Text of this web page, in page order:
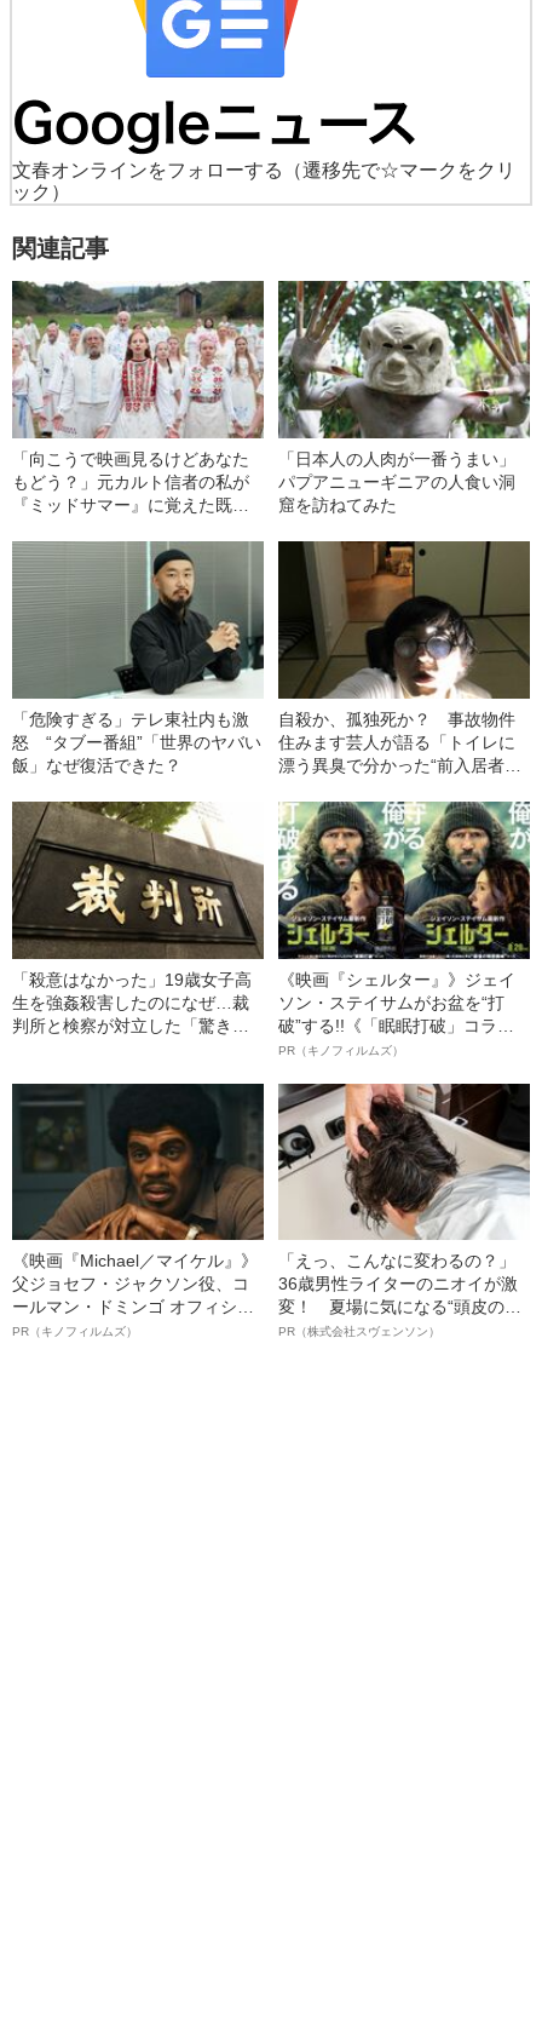
文春オンラインをフォローする
（遷移先で☆マークをクリ
ック）
関連記事
「向こうで映画見るけどあなた
もどう？」元カルト信者の私が
『ミッドサマー』に覚えた既視
「日本人の人肉が一番うまい」
パプアニューギニアの人食い洞
窟を訪ねてみた
「危険すぎる」テレ東社内も激
怒 “タブー番組”「世界のヤバい
飯」なぜ復活できた？
自殺か、孤独死か？ 事故物件
住みます芸人が語る「トイレに
漂う異臭で分かった“前入居者の
「殺意はなかった」19歳女子高
生を強姦殺害したのになぜ…裁
判所と検察が対立した「驚きの
《映画『シェルター』》ジェイ
ソン・ステイサムがお盆を“打
破”する!!《「眠眠打破」コラ
ボ》
PR（キノフィルムズ）
《映画『Michael／マイケル』》
父ジョセフ・ジャクソン役、コ
ールマン・ドミンゴ オフィシャ
ルインタビュー“観客を魅了した
PR（キノフィルムズ）
「えっ、こんなに変わるの？」
36歳男性ライターのニオイが激
変！ 夏場に気になる“頭皮のニ
オイ”や“ベタつき”を解消す
PR（株式会社スヴェンソン）